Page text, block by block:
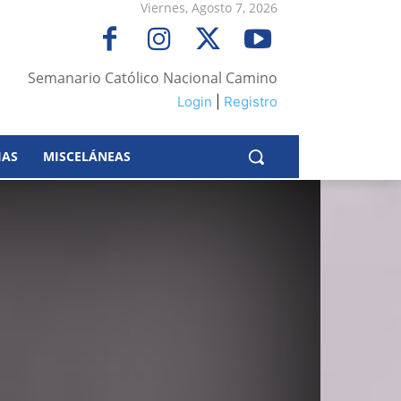
Viernes, Agosto 7, 2026
Semanario Católico Nacional Camino
Login Registro
MISCELÁNEAS